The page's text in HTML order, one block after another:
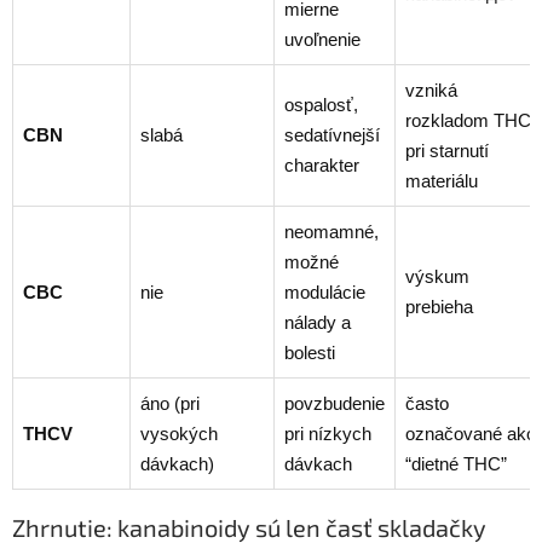
mierne
uvoľnenie
CBN slabá
ospalosť,
sedatívnejší
charakter
vzniká
rozkladom THC
pri starnutí
materiálu
CBC nie
neomamné,
možné
modulácie
nálady a
bolesti
výskum
prebieha
THCV
áno (pri
vysokých
dávkach)
povzbudenie
pri nízkych
dávkach
často
označované ako
“dietné THC”
Zhrnutie: kanabinoidy sú len časť skladačky